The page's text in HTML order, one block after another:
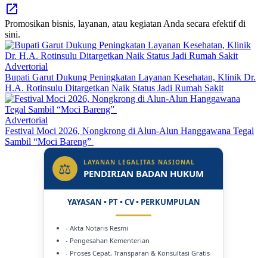
Promosikan bisnis, layanan, atau kegiatan Anda secara efektif di
sini.
Advertorial
Bupati Garut Dukung Peningkatan Layanan Kesehatan, Klinik Dr.
H.A. Rotinsulu Ditargetkan Naik Status Jadi Rumah Sakit
Advertorial
Festival Moci 2026, Nongkrong di Alun-Alun Hanggawana Tegal
Sambil “Moci Bareng”
⚖ LAYANAN LEGALITAS NASIONAL
PENDIRIAN BADAN HUKUM
YAYASAN • PT • CV • PERKUMPULAN
- Akta Notaris Resmi
- Pengesahan Kementerian
- Proses Cepat, Transparan & Konsultasi Gratis